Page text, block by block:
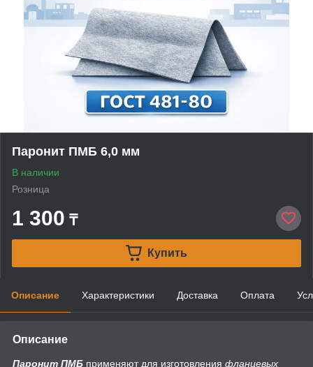
Паронит ПМБ 6,0 мм
В наличии
Розница
1 300 ₸
Купить
Описание Характеристики Доставка Оплата
Описание
Паронит ПМБ применяют для изготовления фланцевых